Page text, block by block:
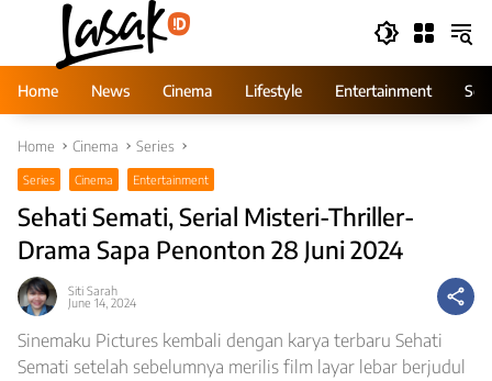
Home
News Cinema Lifestyle Entertainment
Home Cinema Series
Series Cinema Entertainment
Sehati Semati, Serial Misteri-Thriller-
Drama Sapa Penonton 28 Juni 2024
Siti Sarah
June 14, 2024
Sinemaku Pictures kembali dengan karya terbaru Sehati
Semati setelah sebelumnya merilis film layar lebar berjudul